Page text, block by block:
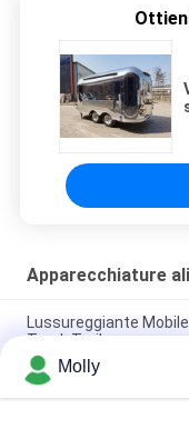
Apparecchiature
Lussureggiante
Truck Trailer
Camion a carrello
attrezzato
Molly